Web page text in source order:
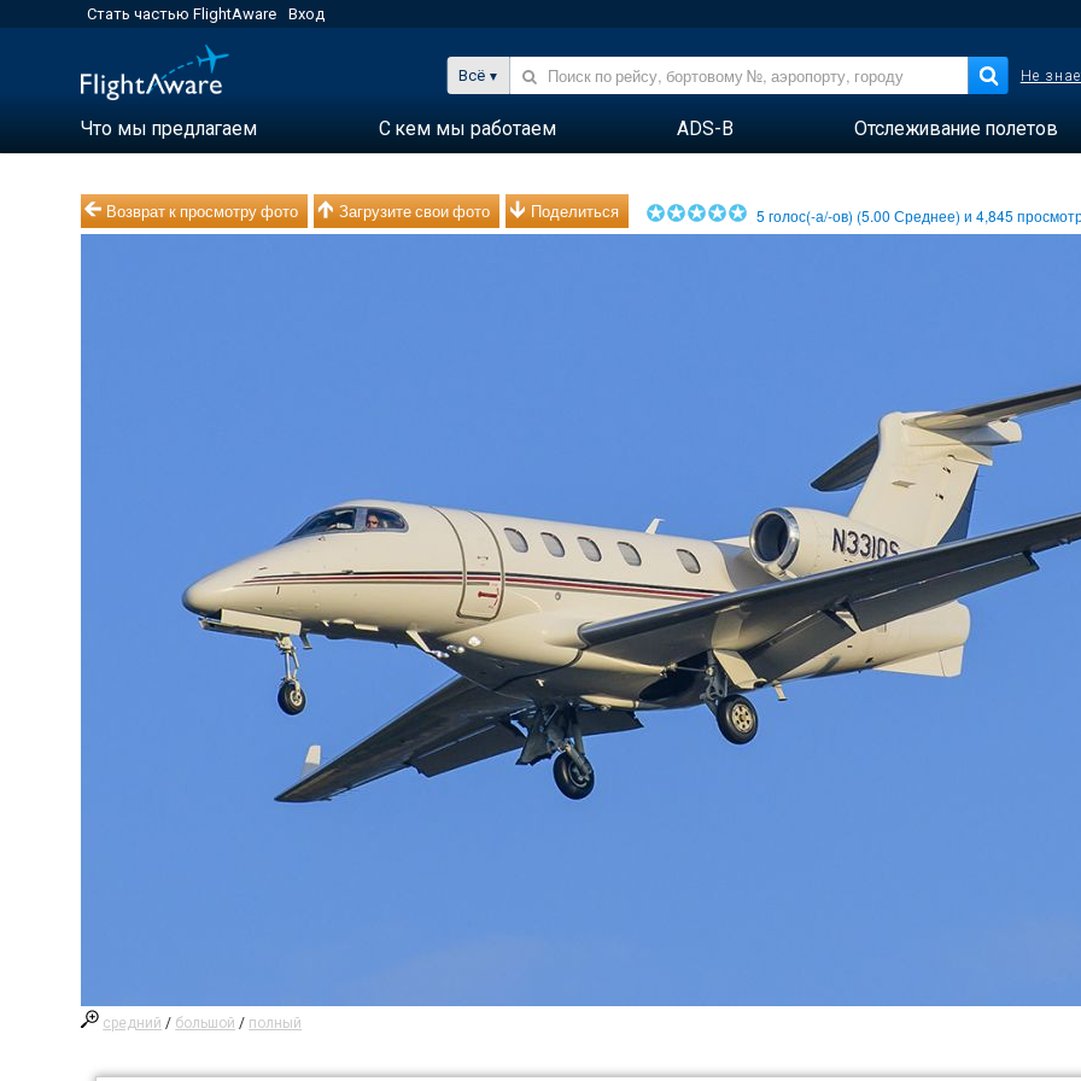
Стать частью FlightAware Вход
Всё Не
Что мы предлагаем С кем мы работаем ADS-B Отслеживание полетов
Возврат к просмотру фото Загрузите свои фото Поделиться 5 голос(-а/-ов) (5.00 Среднее) и4,845
средний / большой / полный